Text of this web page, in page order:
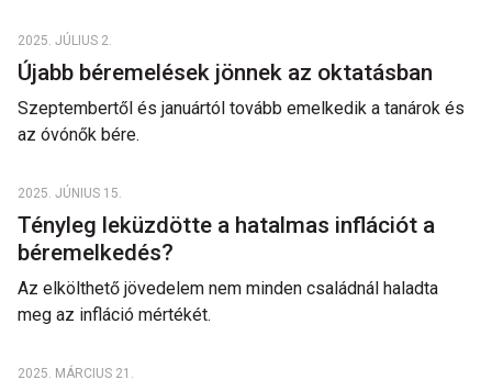
2025. JÚLIUS 2.
Újabb béremelések jönnek az oktatásban
Szeptembertől és januártól tovább emelkedik a tanárok és
az óvónők bére.
2025. JÚNIUS 15.
Tényleg leküzdötte a hatalmas inflációt a
béremelkedés?
Az elkölthető jövedelem nem minden családnál haladta
meg az infláció mértékét.
2025. MÁRCIUS 21.